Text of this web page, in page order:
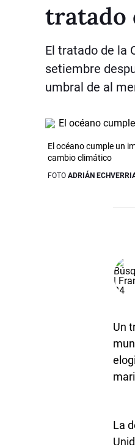
tratado
El tratado de la
setiembre
umbral de al
El océano cumple un
cambio climático
FOTO ADRIÁN
Un
La